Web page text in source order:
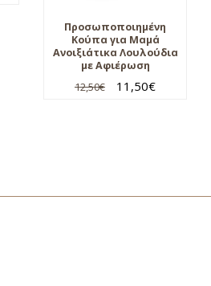
Προσωποποιημένη
Κούπα για Μαμά
Ανοιξιάτικα Λουλούδια
με Αφιέρωση
12,50€ 11,50€